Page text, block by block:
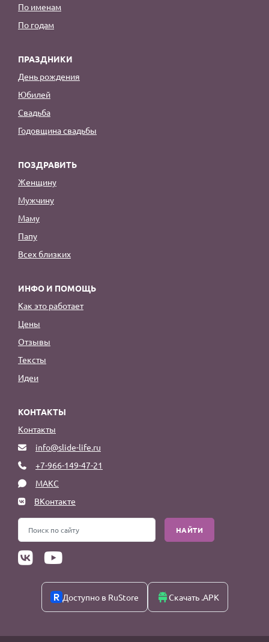
По именам
По годам
ПРАЗДНИКИ
День рождения
Юбилей
Свадьба
Годовщина свадьбы
ПОЗДРАВИТЬ
Женщину
Мужчину
Маму
Папу
Всех близких
ИНФО И ПОМОЩЬ
Как это работает
Цены
Отзывы
Тексты
Идеи
КОНТАКТЫ
Контакты
info@slide-life.ru
+7-966-149-47-21
МАКС
ВКонтакте
НАЙТИ
Доступно в RuStore Скачать .APK